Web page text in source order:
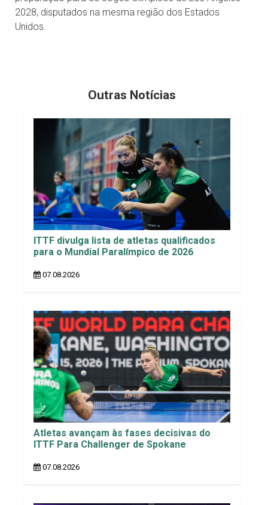
2028, disputados na mesma região dos Estados
Unidos.
Outras Notícias
ITTF divulga lista de atletas qualificados
para o Mundial Paralímpico de 2026
07.08.2026
Atletas avançam às fases decisivas do
ITTF Para Challenger de Spokane
07.08.2026